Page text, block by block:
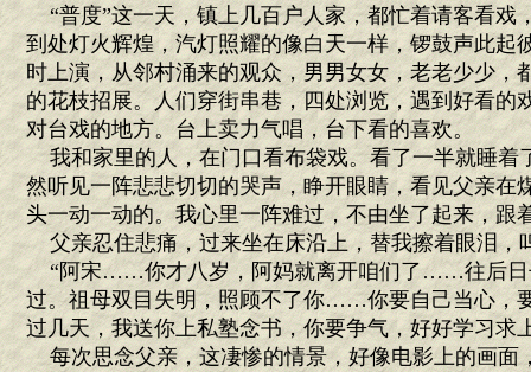
“普度”这一天，镇上几百户人家，都忙着请客看戏
到处灯火辉煌，汽灯照耀的像白天一样，锣鼓声此起
时上演，从邻村涌来的观众，男男女女，老老少少，
的花枝招展。人们穿街串巷，四处浏览，遇到好看的
对台戏的地方。台上卖力气唱，台下看的喜欢。
我和家里的人，在门口看布袋戏。看了一半就睡着
然听见一阵悲悲切切的哭声，睁开眼睛，看见父亲在
头一动一动的。我心里一阵难过，不由坐了起来，跟
父亲忍住悲痛，过来坐在床沿上，替我擦着眼泪，
“阿宋……你才八岁，阿妈就离开咱们了……往后日
过。祖母双目失明，照顾不了你……你要自己当心
过几天，我送你上私塾念书，你要争气，好好学习
每次思念父亲，这凄惨的情景，好像电影上的画面